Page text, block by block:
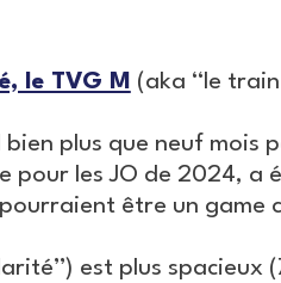
le TVG M (aka “le
bien plus que neuf mois
les JO de 2024, a
être un game
est plus spacieux